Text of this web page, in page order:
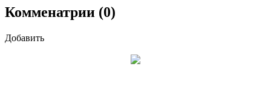
Комменатрии (0)
Добавить